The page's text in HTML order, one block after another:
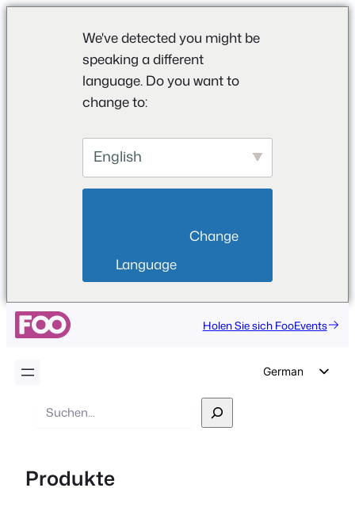
We've detected you might be
speaking a different
language. Do you want to
change to:
English
Language
Holen Sie sich FooEvents
German
Suche
Produkte